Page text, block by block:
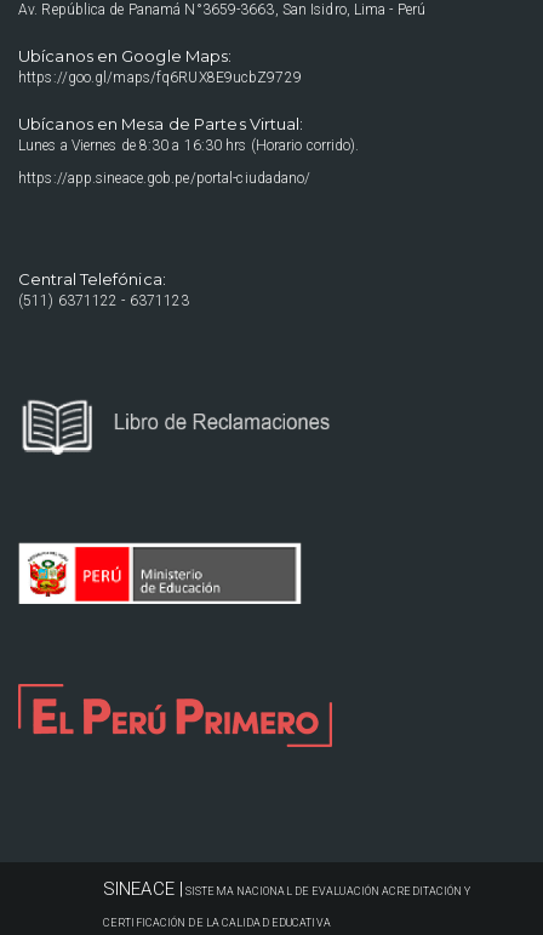
Av. República de Panamá N°3659-3663, San Isidro, Lima - Perú
Ubícanos en Google Maps:
https://goo.gl/maps/fq6RUX8E9ucbZ9729
Ubícanos en Mesa de Partes Virtual:
Lunes a Viernes de 8:30 a 16:30 hrs (Horario corrido).
https://app.sineace.gob.pe/portal-ciudadano/
Central Telefónica:
(511) 6371122 - 6371123
SINEACE | SISTEMA NACIONAL DE EVALUACIÓN ACREDITACIÓN Y
CERTIFICACIÓN DE LA CALIDAD EDUCATIVA